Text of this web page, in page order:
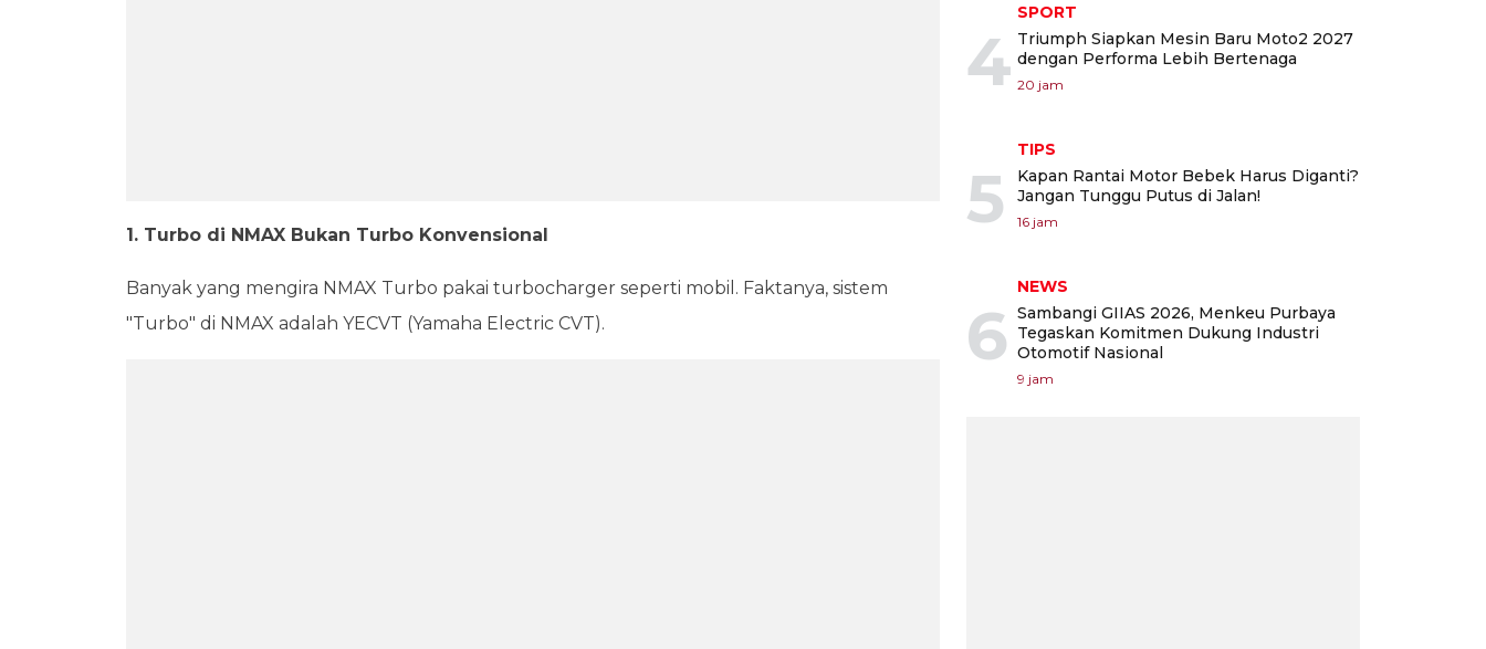
1. Turbo di NMAX Bukan Turbo Konvensional
Banyak yang mengira NMAX Turbo pakai turbocharger seperti mobil. Faktanya, sistem
"Turbo" di NMAX adalah YECVT (Yamaha Electric CVT).
4
SPORT
Triumph Siapkan Mesin Baru Moto2 2027
dengan Performa Lebih Bertenaga
20 jam
5
TIPS
Kapan Rantai Motor Bebek Harus Diganti?
Jangan Tunggu Putus di Jalan!
16 jam
6
NEWS
Sambangi GIIAS 2026, Menkeu Purbaya
Tegaskan Komitmen Dukung Industri
Otomotif Nasional
9 jam